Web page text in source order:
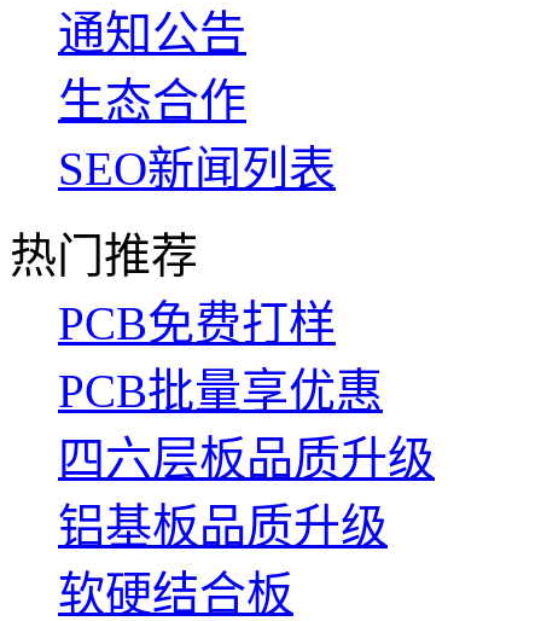
通知公告
生态合作
SEO新闻列表
热门推荐
PCB免费打样
PCB批量享优惠
四六层板品质升级
铝基板品质升级
软硬结合板